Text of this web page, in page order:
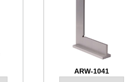
ARW-1041